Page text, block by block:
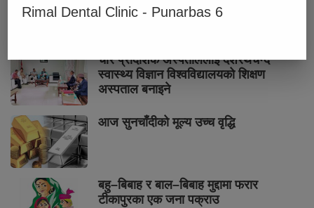
भर्खरै लोकप्रिय प्रतिक्रियाहरु
चार प्रादेशिक अस्पताललाई दशरथचन्द
स्वास्थ्य विज्ञान विश्वविद्यालयको शिक्षण
अस्पताल बनाइने
आज सुनचाँदीको मूल्य उच्च वृद्धि
बहु–बिबाह र बाल–बिबाह मुद्दामा फरार
टीकापुरका एक जना पक्राउ
Rimal Dental Clinic - Punarbas 6